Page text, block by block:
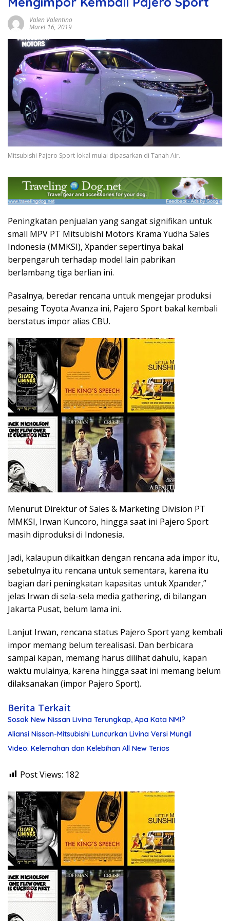
Valen Valentino
Maret 16, 2019
Mitsubishi Pajero Sport lokal mulai dipasarkan di Tanah Air.
Peningkatan penjualan yang sangat signifikan untuk
small MPV PT Mitsubishi Motors Krama Yudha Sales
Indonesia (MMKSI), Xpander sepertinya bakal
berpengaruh terhadap model lain pabrikan
berlambang tiga berlian ini.
Pasalnya, beredar rencana untuk mengejar produksi
pesaing Toyota Avanza ini, Pajero Sport bakal kembali
berstatus impor alias CBU.
Menurut Direktur of Sales & Marketing Division PT
MMKSI, Irwan Kuncoro, hingga saat ini Pajero Sport
masih diproduksi di Indonesia.
Jadi, kalaupun dikaitkan dengan rencana ada impor itu,
sebetulnya itu rencana untuk sementara, karena itu
bagian dari peningkatan kapasitas untuk Xpander,”
jelas Irwan di sela-sela media gathering, di bilangan
Jakarta Pusat, belum lama ini.
Lanjut Irwan, rencana status Pajero Sport yang kembali
impor memang belum terealisasi. Dan berbicara
sampai kapan, memang harus dilihat dahulu, kapan
waktu mulainya, karena hingga saat ini memang belum
dilaksanakan (impor Pajero Sport).
Berita Terkait
Sosok New Nissan Livina Terungkap, Apa Kata NMI?
Aliansi Nissan-Mitsubishi Luncurkan Livina Versi Mungil
Video: Kelemahan dan Kelebihan All New Terios
Post Views: 182